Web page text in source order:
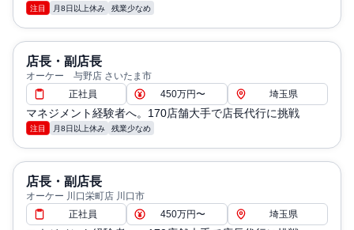
注目 月8日以上休み 残業少なめ
店長・副店長
オーケー 与野店 さいたま市
正社員
450万円〜 埼玉県
マネジメント経験者へ。170店舗大手で店長代行に挑戦
注目 月8日以上休み 残業少なめ
店長・副店長
オーケー 川口栄町店 川口市
正社員
450万円〜 埼玉県